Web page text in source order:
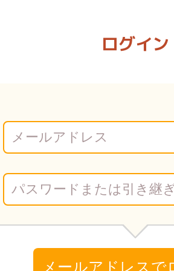
ログイン
メールアドレスで